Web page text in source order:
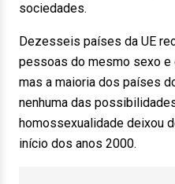
sociedades.
Dezesseis países da UE
pessoas do mesmo sexo e
mas a maioria dos países
nenhuma das
homossexualidade deixou
início dos anos 2000.